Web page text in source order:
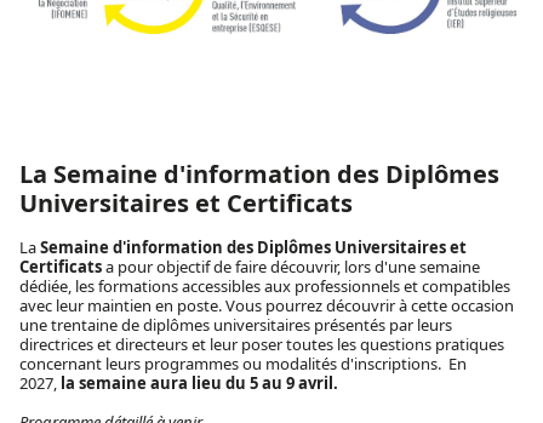
La Semaine d'information des Diplômes
Universitaires et Certificats
LaSemaine d'information des Diplômes Universitaires et
Certificatsa pour objectif de faire découvrir, lors d'une semaine
dédiée, les formations accessibles aux professionnels et compatibles
avec leur maintien en poste. Vous pourrez découvrir à cette occasion
une trentaine de diplômes universitaires présentés par leurs
directrices et directeurs et leur poser toutes les questions pratiques
concernant leurs programmes ou modalités d'inscriptions. En
2027, la semaine aura lieu du 5 au 9 avril.